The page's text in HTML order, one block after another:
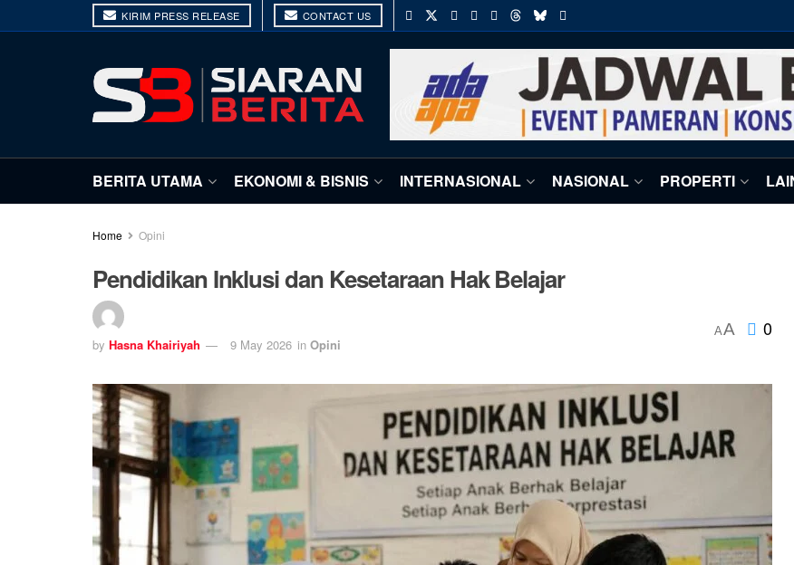
KIRIM PRESS RELEASE CONTACT US
BERITA UTAMA EKONOMI & BISNIS INTERNASIONAL NASIONAL PROPERTI
Home Opini
Pendidikan Inklusi dan Kesetaraan Hak Belajar
by Hasna Khairiyah 9 May 2026 in Opini
AA 0